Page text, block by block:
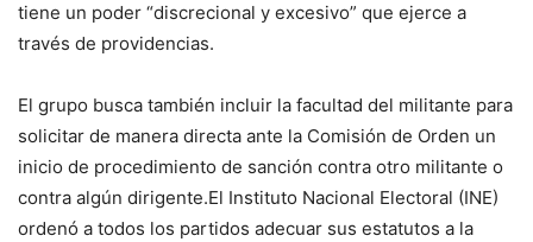
tiene un poder “discrecional y excesivo” que ejerce a
través de providencias.
El grupo busca también incluir la facultad del militante para
solicitar de manera directa ante la Comisión de Orden un
inicio de procedimiento de sanción contra otro militante o
contra algún dirigente.El Instituto Nacional Electoral (INE)
ordenó a todos los partidos adecuar sus estatutos a la